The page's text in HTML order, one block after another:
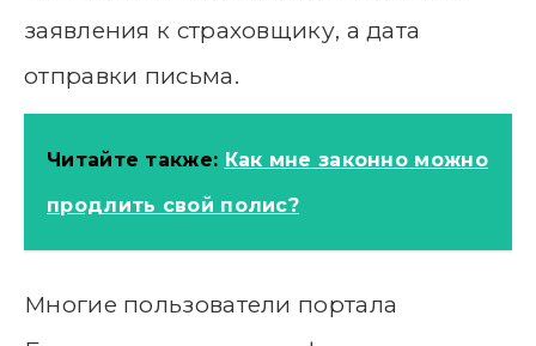
заявления к страховщику, а дата
отправки письма.
Читайте также: Как мне законно можно
продлить свой полис?
Многие пользователи портала